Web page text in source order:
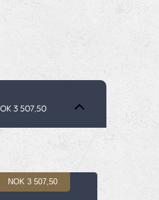
3 507,50
NOK 3 507,50